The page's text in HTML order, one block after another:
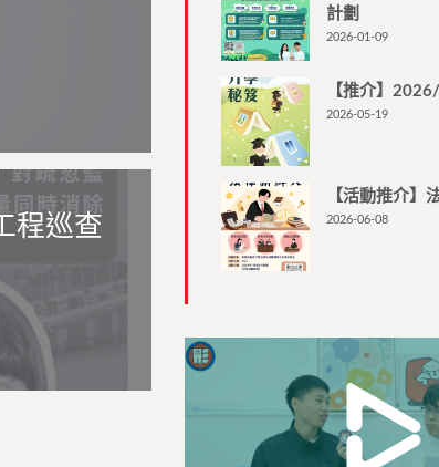
程巡查
計劃
2026-01-09
【推介】
2026-05-19
【活動推介】
2026-06-08